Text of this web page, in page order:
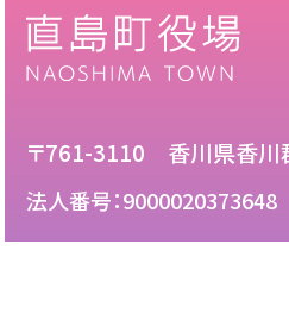
〒761-3110 香川県香川
法人番号：9000020373648